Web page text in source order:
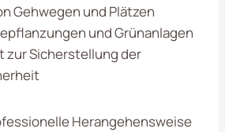
Gehwegen und Plätzen
und Grünanlagen
zur Sicherstellung der
Herangehensweise